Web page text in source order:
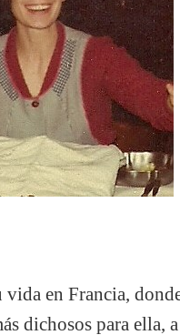
en Francia,
dichosos para ella,